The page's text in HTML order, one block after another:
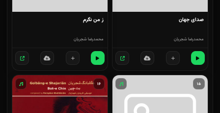
صدای جهان
محمدرضا شجریان
ز من نگرم
محمدرضا شجریان
۱۵ ۱۶